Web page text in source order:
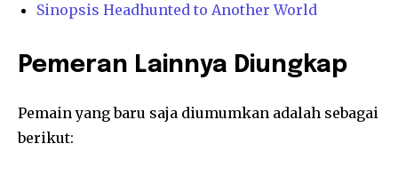
Sinopsis Headhunted to Another World
Pemeran Lainnya Diungkap
Pemain yang baru saja diumumkan adalah sebagai
berikut: